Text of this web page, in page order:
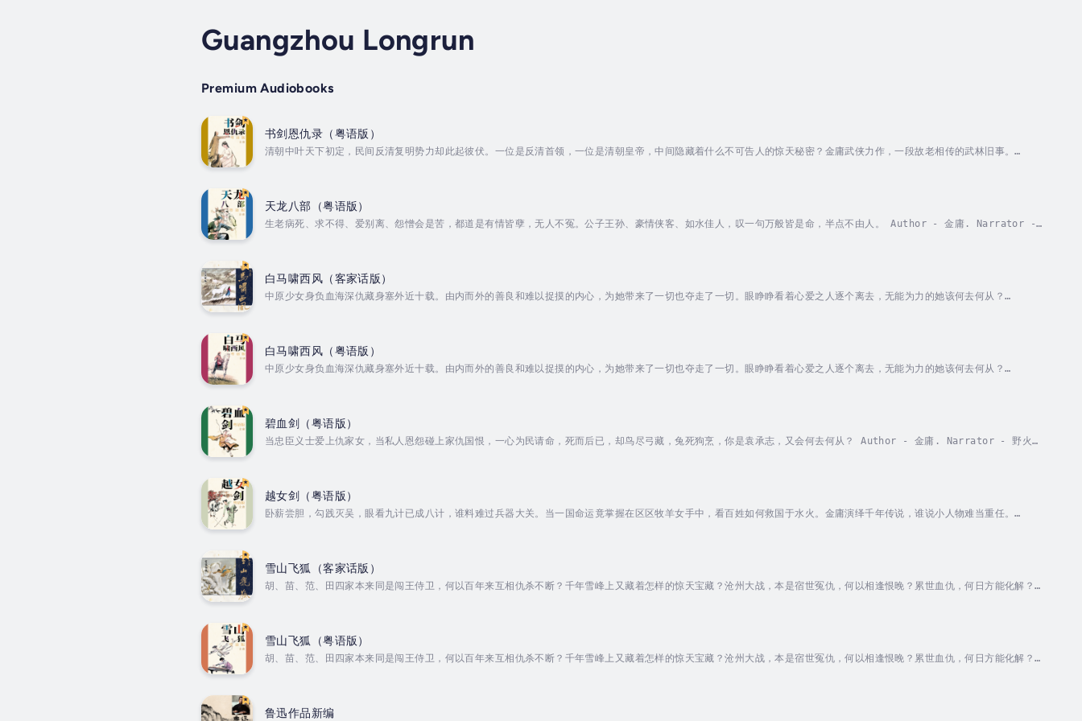
Guangzhou Longrun
Premium Audiobooks
书剑恩仇录（粤语版）
清朝中叶天下初定，民间反清复明势力却此起彼伏。一位是反清首领，一位是清朝皇帝，中间隐藏着什么不可告人的惊天秘密？金庸武侠力作，一段故老相传的武林旧事。
天龙八部（粤语版）
生老病死、求不得、爱别离、怨憎会是苦，都道是有情皆孽，无人不冤。公子王孙、豪情侠客、如水佳人，叹一句万般皆是命，半点不由人。 Author - 金庸. Narrator -
白马啸西风（客家话版）
中原少女身负血海深仇藏身塞外近十载。由内而外的善良和难以捉摸的内心，为她带来了一切也夺走了一切。眼睁睁看着心爱之人逐个离去，无能为力的她该何去何从？
白马啸西风（粤语版）
中原少女身负血海深仇藏身塞外近十载。由内而外的善良和难以捉摸的内心，为她带来了一切也夺走了一切。眼睁睁看着心爱之人逐个离去，无能为力的她该何去何从？
碧血剑（粤语版）
当忠臣义士爱上仇家女，当私人恩怨碰上家仇国恨，一心为民请命，死而后已，却鸟尽弓藏，兔死狗烹，你是袁承志，又会何去何从？ Author - 金庸. Narrator - 野火大
越女剑（粤语版）
卧薪尝胆，勾践灭吴，眼看九计已成八计，谁料难过兵器大关。当一国命运竟掌握在区区牧羊女手中，看百姓如何救国于水火。金庸演绎千年传说，谁说小人物难当重任。
雪山飞狐（客家话版）
胡、苗、范、田四家本来同是闯王侍卫，何以百年来互相仇杀不断？千年雪峰上又藏着怎样的惊天宝藏？沧州大战，本是宿世冤仇，何以相逢恨晚？累世血仇，何日方能化解？
雪山飞狐（粤语版）
胡、苗、范、田四家本来同是闯王侍卫，何以百年来互相仇杀不断？千年雪峰上又藏着怎样的惊天宝藏？沧州大战，本是宿世冤仇，何以相逢恨晚？累世血仇，何日方能化解？
鲁迅作品新编